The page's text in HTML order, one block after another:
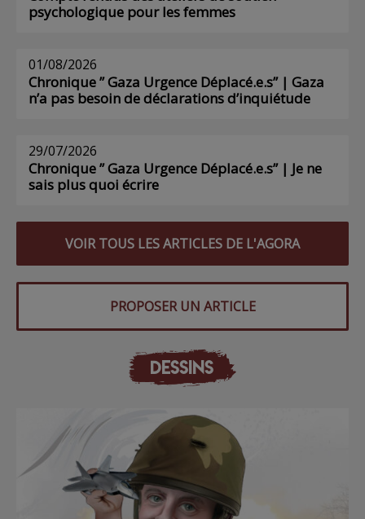
psychologique pour les femmes
01/08/2026
Chronique ” Gaza Urgence Déplacé.e.s” | Gaza
n’a pas besoin de déclarations d’inquiétude
29/07/2026
Chronique ” Gaza Urgence Déplacé.e.s” | Je ne
sais plus quoi écrire
VOIR TOUS LES ARTICLES DE L'AGORA
PROPOSER UN ARTICLE
DESSINS